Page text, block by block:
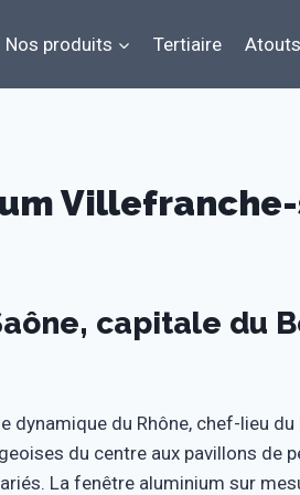
Nos produits Tertiaire
Villefranche-
capitale du
dynamique du Rhône, chef-lieu
du centre aux pavillons de
La fenêtre aluminium sur